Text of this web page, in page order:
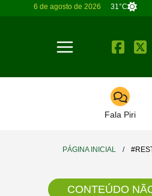
6 de agosto de 2026 31°C
Toggle navigation
Fala Piri
PÁGINA INICIAL /
CONTEÚDO